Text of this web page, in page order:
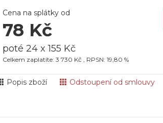
Cena na splátky od
78 Kč
poté 24 x 155 Kč
Celkem zaplatíte: 3 730 Kč , RPSN: 19,80 %
Popis zboží Odstoupení od smlouvy